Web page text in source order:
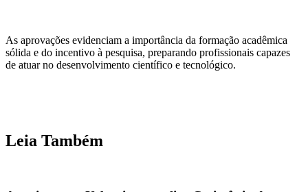
As aprovações evidenciam a importância da formação acadêmica
sólida e do incentivo à pesquisa, preparando profissionais capazes
de atuar no desenvolvimento científico e tecnológico.
Leia Também